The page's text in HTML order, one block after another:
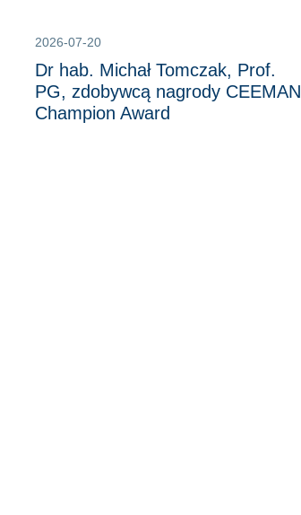
2026-07-20
Dr hab. Michał Tomczak, Prof.
PG, zdobywcą nagrody CEEMAN
Champion Award